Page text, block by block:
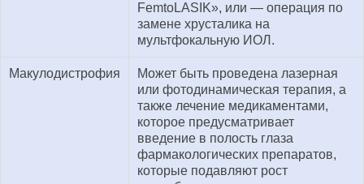
FemtoLASIK», или — операция по
замене хрусталика на
мультфокальную ИОЛ.
Макулодистрофия
Может быть проведена лазерная
или фотодинамическая терапия, а
также лечение медикаментами,
которое предусматривает
введение в полость глаза
фармакологических препаратов,
которые подавляют рост